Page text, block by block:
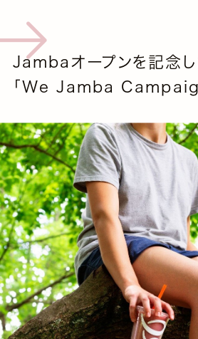
Jambaオープンを記念し
「We Jamba